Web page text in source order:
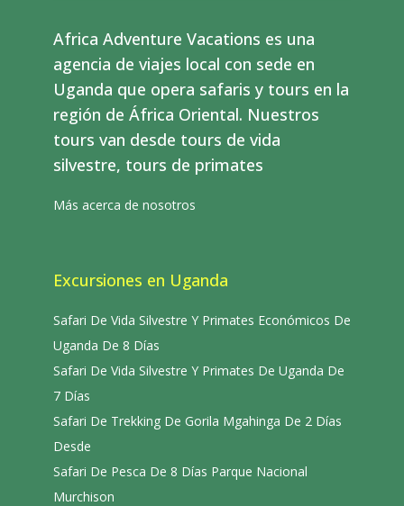
Africa Adventure Vacations es una
agencia de viajes local con sede en
Uganda que opera safaris y tours en la
región de África Oriental. Nuestros
tours van desde tours de vida
silvestre, tours de primates
Más acerca de nosotros
Excursiones en Uganda
Safari De Vida Silvestre Y Primates Económicos De
Uganda De 8 Días
Safari De Vida Silvestre Y Primates De Uganda De
7 Días
Safari De Trekking De Gorila Mgahinga De 2 Días
Desde
Safari De Pesca De 8 Días Parque Nacional
Murchison